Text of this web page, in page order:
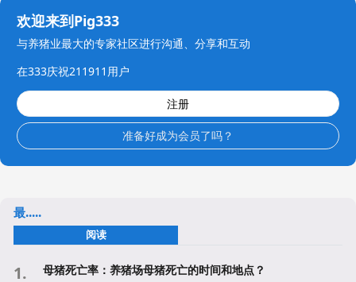
欢迎来到Pig333
与养猪业最大的专家社区进行沟通、分享和互动
在333庆祝211911用户
注册
准备好成为会员了吗？
最.....
阅读
母猪死亡率：养猪场母猪死亡的时间和地点？